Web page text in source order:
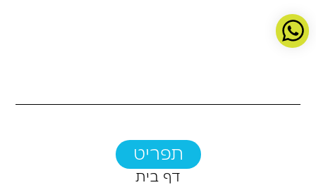
תפריט
דף בית